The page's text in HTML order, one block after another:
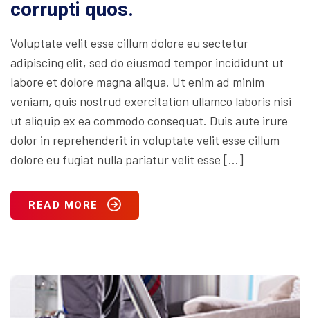
corrupti quos.
Voluptate velit esse cillum dolore eu sectetur
adipiscing elit, sed do eiusmod tempor incididunt ut
labore et dolore magna aliqua. Ut enim ad minim
veniam, quis nostrud exercitation ullamco laboris nisi
ut aliquip ex ea commodo consequat. Duis aute irure
dolor in reprehenderit in voluptate velit esse cillum
dolore eu fugiat nulla pariatur velit esse […]
READ MORE